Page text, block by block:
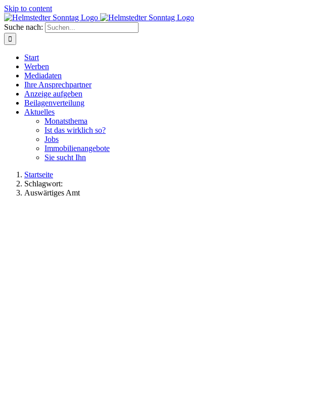
Skip to content
Suche nach:
Start
Werben
Mediadaten
Ihre Ansprechpartner
Anzeige aufgeben
Beilagenverteilung
Aktuelles
Monatsthema
Ist das wirklich so?
Jobs
Immobilienangebote
Sie sucht Ihn
Startseite
Schlagwort:
Auswärtiges Amt